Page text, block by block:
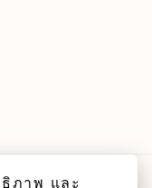
ภาพ และ